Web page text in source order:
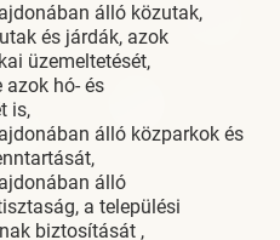
álló közutak,
és járdák, azok
üzemeltetését,
azok hó- és
is,
álló közparkok és
álló
a települési
biztosítását ,